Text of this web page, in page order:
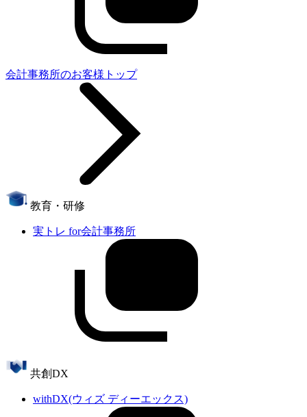
会計事務所のお客様トップ
教育・研修
実トレ for会計事務所
共創DX
withDX(ウィズ ディーエックス)